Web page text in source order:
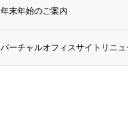
年末年始のご案内
バーチャルオフィスサイトリニ